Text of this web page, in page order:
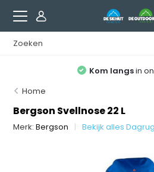
Kom langsin
Home
Bergson Svellnose 22 L
Merk:Bergson Bekijk alles